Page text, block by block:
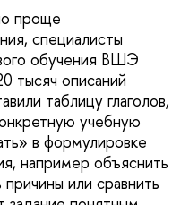
проще
специалисты
обучения ВШЭ
тысяч описаний
таблицу глаголов,
учебную
в формулировке
например объяснить
причины или сравнить